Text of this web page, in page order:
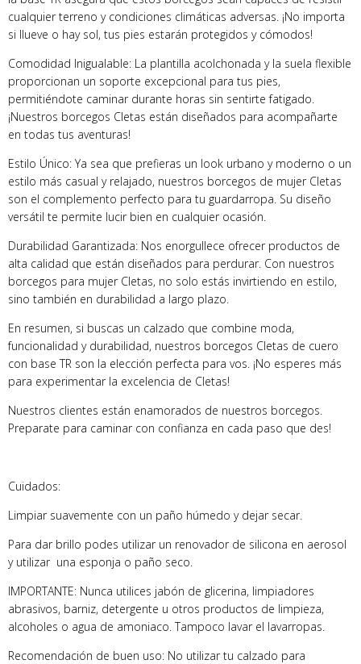
cualquier terreno y condiciones climáticas adversas. ¡No importa
si llueve o hay sol, tus pies estarán protegidos y cómodos!
Comodidad Inigualable: La plantilla acolchonada y la suela flexible
proporcionan un soporte excepcional para tus pies,
permitiéndote caminar durante horas sin sentirte fatigado.
¡Nuestros borcegos Cletas están diseñados para acompañarte
en todas tus aventuras!
Estilo Único: Ya sea que prefieras un look urbano y moderno o un
estilo más casual y relajado, nuestros borcegos de mujer Cletas
son el complemento perfecto para tu guardarropa. Su diseño
versátil te permite lucir bien en cualquier ocasión.
Durabilidad Garantizada: Nos enorgullece ofrecer productos de
alta calidad que están diseñados para perdurar. Con nuestros
borcegos para mujer Cletas, no solo estás invirtiendo en estilo,
sino también en durabilidad a largo plazo.
En resumen, si buscas un calzado que combine moda,
funcionalidad y durabilidad, nuestros borcegos Cletas de cuero
con base TR son la elección perfecta para vos. ¡No esperes más
para experimentar la excelencia de Cletas!
Nuestros clientes están enamorados de nuestros borcegos.
Preparate para caminar con confianza en cada paso que des!
Cuidados:
Limpiar suavemente con un paño húmedo y dejar secar.
Para dar brillo podes utilizar un renovador de silicona en aerosol
y utilizar una esponja o paño seco.
IMPORTANTE: Nunca utilices jabón de glicerina, limpiadores
abrasivos, barniz, detergente u otros productos de limpieza,
alcoholes o agua de amoniaco. Tampoco lavar el lavarropas.
Recomendación de buen uso: No utilizar tu calzado para